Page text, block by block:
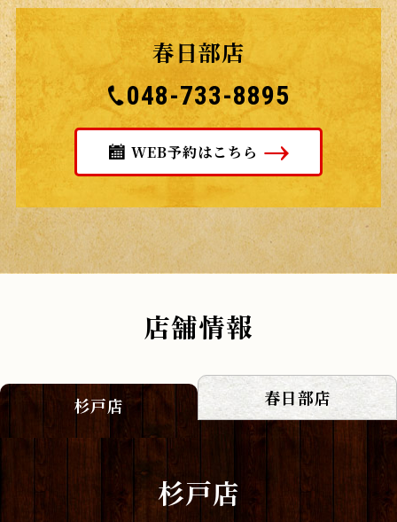
春日部店
048-733-8895
WEB予約はこちら
店舗情報
杉戸店 春日部店
杉戸店